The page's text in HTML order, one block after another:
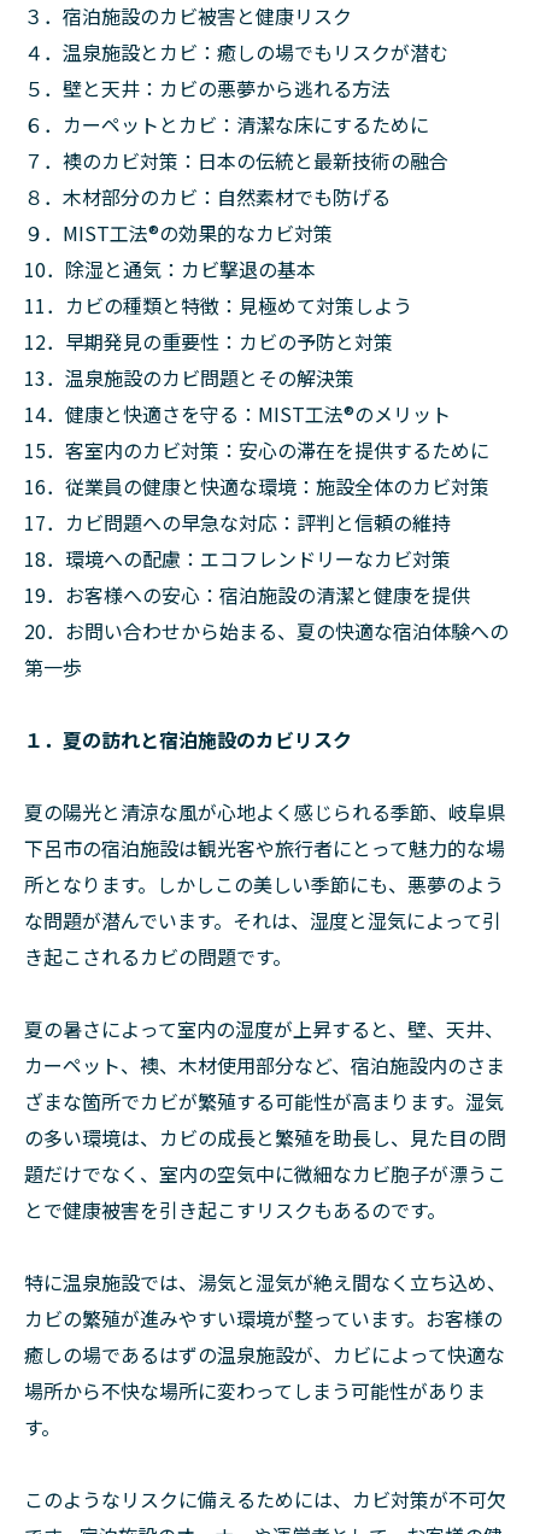
３．宿泊施設のカビ被害と健康リスク
４．温泉施設とカビ：癒しの場でもリスクが潜む
５．壁と天井：カビの悪夢から逃れる方法
６．カーペットとカビ：清潔な床にするために
７．襖のカビ対策：日本の伝統と最新技術の融合
８．木材部分のカビ：自然素材でも防げる
９．MIST工法®︎の効果的なカビ対策
10．除湿と通気：カビ撃退の基本
11．カビの種類と特徴：見極めて対策しよう
12．早期発見の重要性：カビの予防と対策
13．温泉施設のカビ問題とその解決策
14．健康と快適さを守る：MIST工法®︎のメリット
15．客室内のカビ対策：安心の滞在を提供するために
16．従業員の健康と快適な環境：施設全体のカビ対策
17．カビ問題への早急な対応：評判と信頼の維持
18．環境への配慮：エコフレンドリーなカビ対策
19．お客様への安心：宿泊施設の清潔と健康を提供
20．お問い合わせから始まる、夏の快適な宿泊体験への
第一歩
１．夏の訪れと宿泊施設のカビリスク
夏の陽光と清涼な風が心地よく感じられる季節、岐阜県
下呂市の宿泊施設は観光客や旅行者にとって魅力的な場
所となります。しかしこの美しい季節にも、悪夢のよう
な問題が潜んでいます。それは、湿度と湿気によって引
き起こされるカビの問題です。
夏の暑さによって室内の湿度が上昇すると、壁、天井、
カーペット、襖、木材使用部分など、宿泊施設内のさま
ざまな箇所でカビが繁殖する可能性が高まります。湿気
の多い環境は、カビの成長と繁殖を助長し、見た目の問
題だけでなく、室内の空気中に微細なカビ胞子が漂うこ
とで健康被害を引き起こすリスクもあるのです。
特に温泉施設では、湯気と湿気が絶え間なく立ち込め、
カビの繁殖が進みやすい環境が整っています。お客様の
癒しの場であるはずの温泉施設が、カビによって快適な
場所から不快な場所に変わってしまう可能性がありま
す。
このようなリスクに備えるためには、カビ対策が不可欠